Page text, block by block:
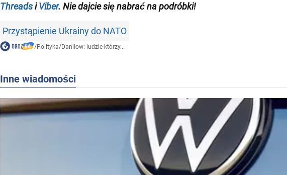
ThreadsiViber. Nie dajcie się nabrać na podróbki!
Przystąpienie Ukrainy do NATO
/Polityka/Daniłow: ludzie którzy...
Inne wiadomości